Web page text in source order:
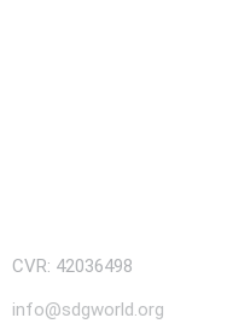
CVR: 42036498
info@sdgworld.org